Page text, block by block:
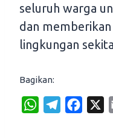
seluruh warga
dan
lingkungan
Bagikan:
W